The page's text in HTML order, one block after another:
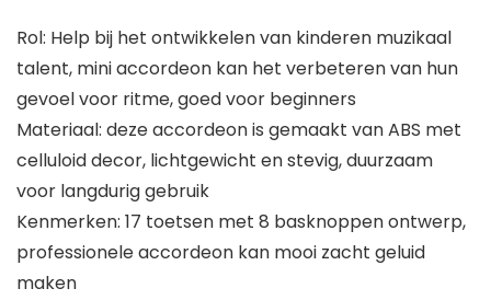
Rol: Help bij het ontwikkelen van kinderen muzikaal
talent, mini accordeon kan het verbeteren van hun
gevoel voor ritme, goed voor beginners
Materiaal: deze accordeon is gemaakt van ABS met
celluloid decor, lichtgewicht en stevig, duurzaam
voor langdurig gebruik
Kenmerken: 17 toetsen met 8 basknoppen ontwerp,
professionele accordeon kan mooi zacht geluid
maken